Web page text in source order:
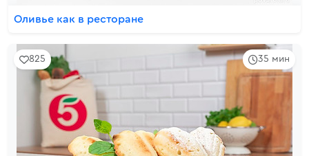
Оливье как в ресторане
35 мин
825